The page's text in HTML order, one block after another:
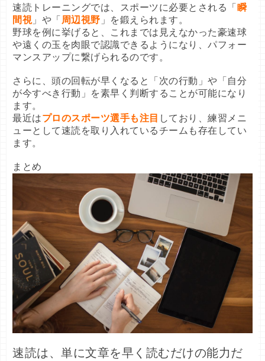
速読トレーニングでは、スポーツに必要とされる「瞬
間視」や「周辺視野 」を鍛えられます。
野球を例に挙げると、これまでは見えなかった豪速球
や遠くの玉を肉眼で認識できるようになり、パフォー
マンスアップに繋げられるのです。
さらに、頭の回転が早くなると「次の行動」や「自分
が今すべき行動」を素早く判断することが可能になり
ます。
最近はプロのスポーツ選手も注目 しており、練習メニ
ューとして速読を取り入れているチームも存在してい
ます。
まとめ
速読は、単に文章を早く読むだけの能力だ